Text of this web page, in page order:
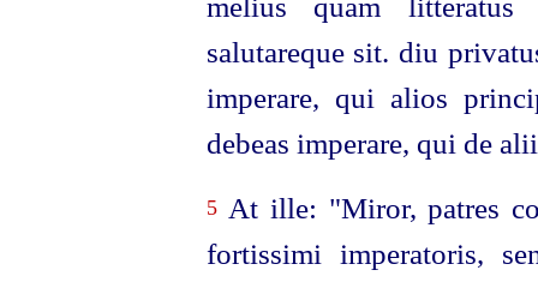
salutareque sit. diu
imperare, qui alios
debeas imperare, qui de
5At ille: "Miror, patres
fortissimi imperatoris,